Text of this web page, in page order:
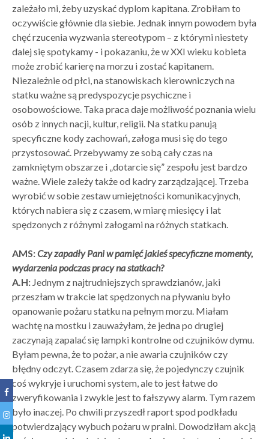
zależało mi, żeby uzyskać dyplom kapitana. Zrobiłam to
oczywiście głównie dla siebie. Jednak innym powodem była
chęć rzucenia wyzwania stereotypom – z którymi niestety
dalej się spotykamy - i pokazaniu, że w XXI wieku kobieta
może zrobić karierę na morzu i zostać kapitanem.
Niezależnie od płci, na stanowiskach kierowniczych na
statku ważne są predyspozycje psychiczne i
osobowościowe. Taka praca daje możliwość poznania wielu
osób z innych nacji, kultur, religii. Na statku panują
specyficzne kody zachowań, załoga musi się do tego
przystosować. Przebywamy ze sobą cały czas na
zamkniętym obszarze i „dotarcie się” zespołu jest bardzo
ważne. Wiele zależy także od kadry zarządzającej. Trzeba
wyrobić w sobie zestaw umiejętności komunikacyjnych,
których nabiera się z czasem, w miarę miesięcy i lat
spędzonych z różnymi załogami na różnych statkach.
AMS:Czy zapadły Pani w pamięć jakieś specyficzne momenty,
wydarzenia podczas pracy na statkach?
A.H: Jednym z najtrudniejszych sprawdzianów, jaki
przeszłam w trakcie lat spędzonych na pływaniu było
opanowanie pożaru statku na pełnym morzu. Miałam
wachtę na mostku i zauważyłam, że jedna po drugiej
zaczynają zapalać się lampki kontrolne od czujników dymu.
Byłam pewna, że to pożar, a nie awaria czujników czy
błędny odczyt. Czasem zdarza się, że pojedynczy czujnik
coś wykryje i uruchomi system, ale to jest łatwe do
zweryfikowania i zwykle jest to fałszywy alarm. Tym razem
było inaczej. Po chwili przyszedł raport spod podkładu
potwierdzający wybuch pożaru w pralni. Dowodziłam akcją